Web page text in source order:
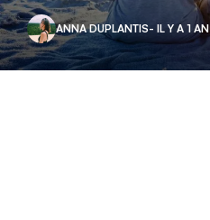
ANNA DUPLANTIS- IL Y A 1 AN